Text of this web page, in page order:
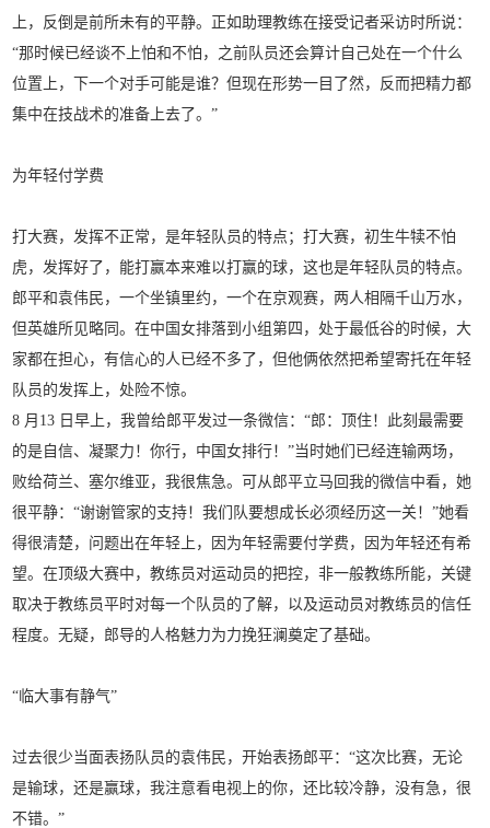
上，反倒是前所未有的平静。正如助理教练在接受记者采访时所说：
“那时候已经谈不上怕和不怕，之前队员还会算计自己处在一个什么
位置上，下一个对手可能是谁？但现在形势一目了然，反而把精力都
集中在技战术的准备上去了。”
为年轻付学费
打大赛，发挥不正常，是年轻队员的特点；打大赛，初生牛犊不怕
虎，发挥好了，能打赢本来难以打赢的球，这也是年轻队员的特点。
郎平和袁伟民，一个坐镇里约，一个在京观赛，两人相隔千山万水，
但英雄所见略同。在中国女排落到小组第四，处于最低谷的时候，大
家都在担心，有信心的人已经不多了，但他俩依然把希望寄托在年轻
队员的发挥上，处险不惊。
8 月13 日早上，我曾给郎平发过一条微信：“郎：顶住！此刻最需要
的是自信、凝聚力！你行，中国女排行！”当时她们已经连输两场，
败给荷兰、塞尔维亚，我很焦急。可从郎平立马回我的微信中看，她
很平静：“谢谢管家的支持！我们队要想成长必须经历这一关！”她看
得很清楚，问题出在年轻上，因为年轻需要付学费，因为年轻还有希
望。在顶级大赛中，教练员对运动员的把控，非一般教练所能，关键
取决于教练员平时对每一个队员的了解，以及运动员对教练员的信任
程度。无疑，郎导的人格魅力为力挽狂澜奠定了基础。
“临大事有静气”
过去很少当面表扬队员的袁伟民，开始表扬郎平：“这次比赛，无论
是输球，还是赢球，我注意看电视上的你，还比较冷静，没有急，很
不错。”